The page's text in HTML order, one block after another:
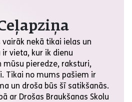
nekā tikai ielas un
vieta, kur ik dienu
mūsu pieredze, raksturi,
Tikai no mums pašiem ir
un droša būs šī satikšanās.
ar Drošas Braukšanas Skolu